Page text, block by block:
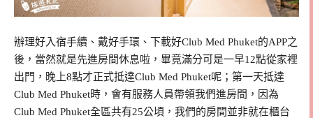
辦理好入宿手續、戴好手環、下載好Club Med Phuket的APP之
後，當然就是先進房間休息啦，畢竟滿分可是一早12點從家裡
出門，晚上8點才正式抵達Club Med Phuket呢；第一天抵達
Club Med Phuket時，會有服務人員帶領我們進房間，因為
Club Med Phuket全區共有25公頃，我們的房間並非就在櫃台